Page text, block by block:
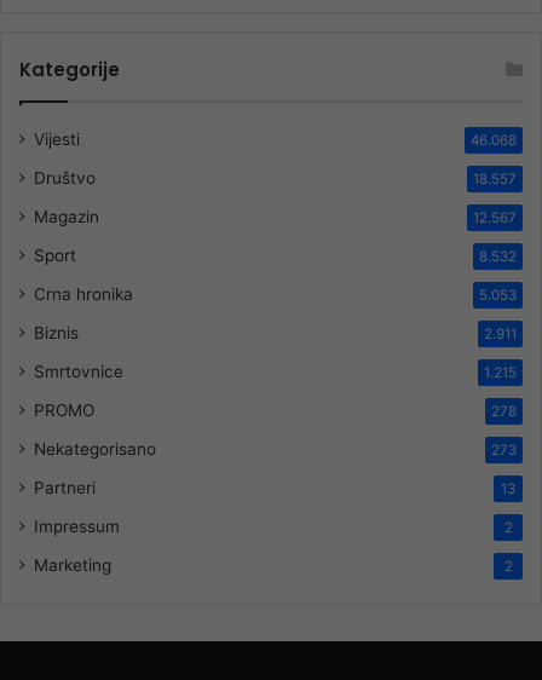
Kategorije
Vijesti 46.068
Društvo 18.557
Magazin 12.567
Sport 8.532
Crna hronika 5.053
Biznis 2.911
Smrtovnice 1.215
PROMO 278
Nekategorisano 273
Partneri 13
Impressum 2
Marketing 2